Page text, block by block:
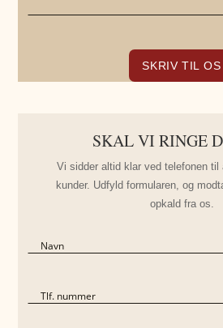
SKAL VI RINGE
Vi sidder altid klar ved telefonen til
kunder. Udfyld formularen, og
opkald fra os.